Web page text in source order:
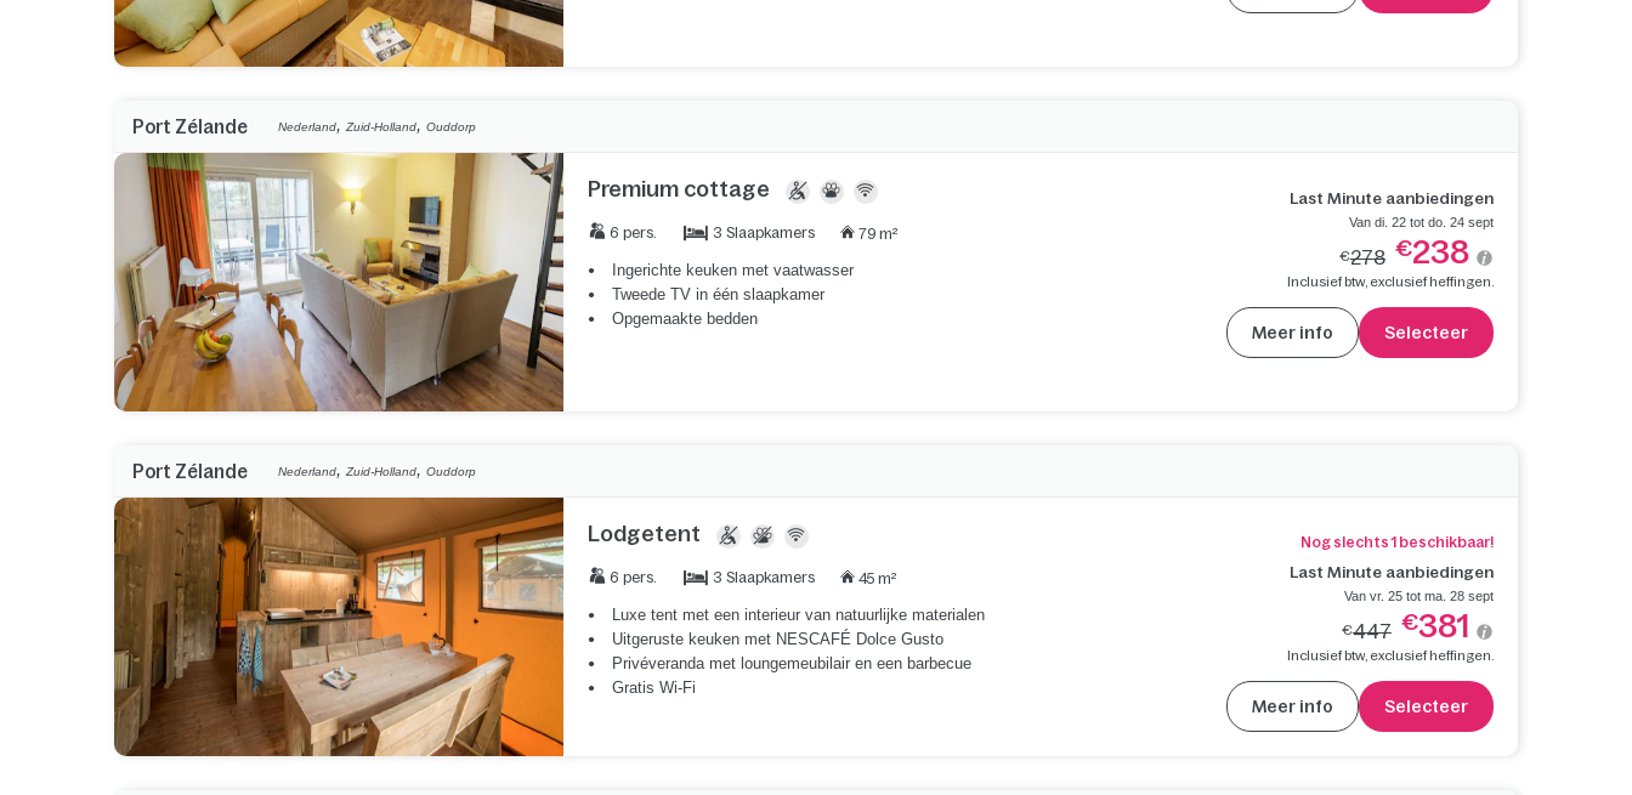
Port Zélande Nederland,Zuid-Holland,Ouddorp
Premium cottage
6 pers. 3 Slaapkamers 79 m²
Ingerichte keuken met vaatwasser
Tweede TV in één slaapkamer
Opgemaakte bedden
Last Minute aanbiedingen
Van di. 22 tot do. 24 sept
€278 €238
Inclusief btw, exclusief heffingen.
Meer info Selecteer
Port Zélande Nederland,Zuid-Holland,Ouddorp
Lodgetent
6 pers. 3 Slaapkamers 45 m²
Luxe tent met een interieur van natuurlijke materialen
Uitgeruste keuken met NESCAFÉ Dolce Gusto
Privéveranda met loungemeubilair en een barbecue
Gratis Wi-Fi
Nog slechts 1 beschikbaar!
Last Minute aanbiedingen
Van vr. 25 tot ma. 28 sept
€447 €381
Inclusief btw, exclusief heffingen.
Meer info Selecteer